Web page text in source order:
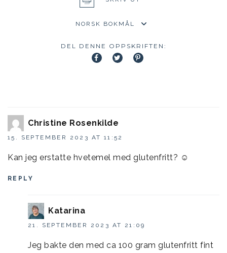
DEL DENNE OPPSKRIFTEN:
Christine Rosenkilde
15. SEPTEMBER 2023 AT 11:52
Kan jeg erstatte hvetemel med glutenfritt? ☺️
REPLY
Katarina
21. SEPTEMBER 2023 AT 21:09
Jeg bakte den med ca 100 gram glutenfritt fint